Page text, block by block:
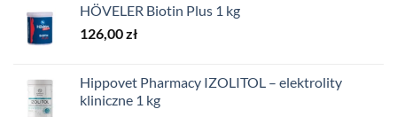
HÖVELER Biotin Plus 1 kg
126,00zł
Hippovet Pharmacy IZOLITOL – elektrolity
kliniczne 1 kg